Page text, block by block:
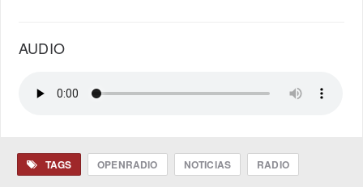
AUDIO
TAGS OPENRADIO NOTICIAS RADIO